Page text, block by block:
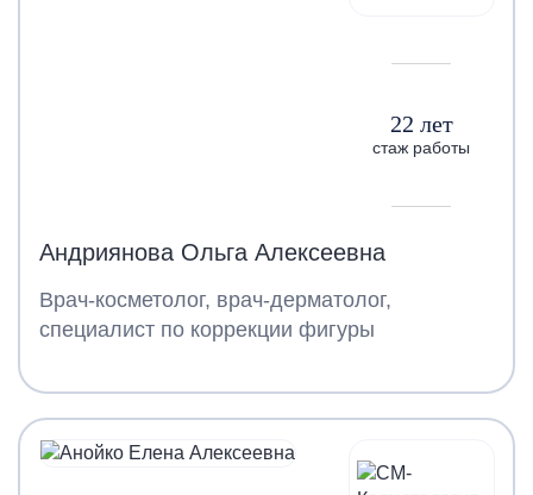
22 лет
стаж работы
Андриянова Ольга Алексеевна
Врач-косметолог, врач-дерматолог,
специалист по коррекции фигуры